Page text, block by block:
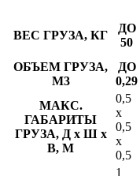
ВЕС ГРУЗА, КГ
ДО
50
ОБЪЕМ ГРУЗА,
М3
ДО
0,29
МАКС.
ГАБАРИТЫ
ГРУЗА, Д х Ш х
В, М
0,5
х
0,5
х
0,5
1